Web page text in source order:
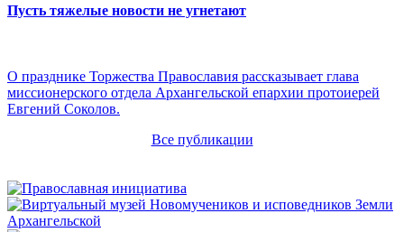
Пусть тяжелые новости не угнетают
О празднике Торжества Православия рассказывает глава
миссионерского отдела Архангельской епархии протоиерей
Евгений Соколов.
Все публикации